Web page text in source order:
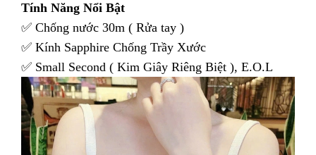
Tính Năng Nổi Bật
✅ Chống nước 30m ( Rửa tay )
✅ Kính Sapphire Chống Trầy Xước
✅ Small Second ( Kim Giây Riêng Biệt ), E.O.L